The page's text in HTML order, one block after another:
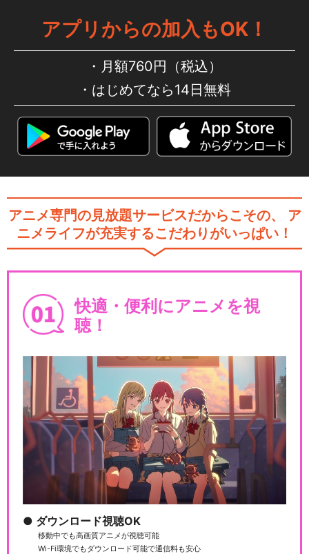
劇場版「Fate/stay night [H
e…
劇場版「Fate/stay night [H
e…
e…
Fate/Grand Order -First…
Fate/Grand Order -MOON
L…
Fate/Grand Order -絶対魔獣
戦…
神…
アプリからの加入もOK！
月額760円（税込）
はじめてなら14日無料
アニメ専門の見放題サービスだからこその、
ア
ニメライフが充実するこだわりがいっぱい！
快適・便利にアニメを視
聴！
ダウンロード視聴OK
移動中でも高画質アニメが視聴可能
Wi-Fi環境でもダウンロード可能で通信料も安心